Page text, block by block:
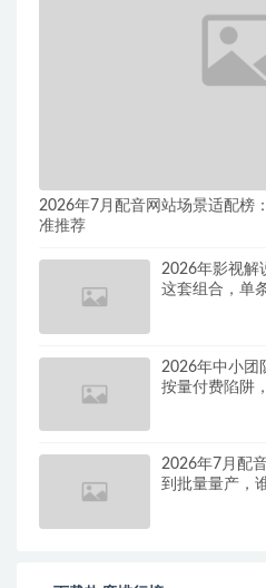
2026年7月配音网站场景适配榜
准推荐
2026年影视解
这套组合，单
2026年中小团
按量付费陷阱
2026年7月配
到批量量产，